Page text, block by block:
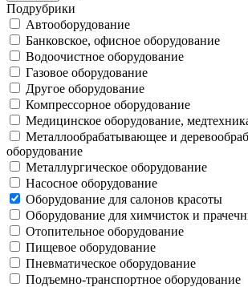
Подрубрики
Автооборудование
Банковское, офисное оборудование
Водоочистное оборудование
Газовое оборудование
Другое оборудование
Компрессорное оборудование
Медицинское оборудование,
Металлообрабатывающее и
оборудование
Металлургическое оборудование
Насосное оборудование
Оборудование для салонов красоты
Оборудование для химчисток и
Отопительное оборудование
Пищевое оборудование
Пневматическое оборудование
Подъемно-транспортное оборудование